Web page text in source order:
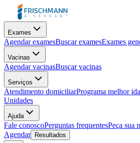
Exames
Agendar examesBuscar examesExames
Vacinas
Agendar vacinasBuscar vacinas
Serviços
Atendimento domiciliarPrograma melhor
Unidades
Ajuda
Fale conoscoPerguntas frequentesPeça sua
Agendar
Resultados